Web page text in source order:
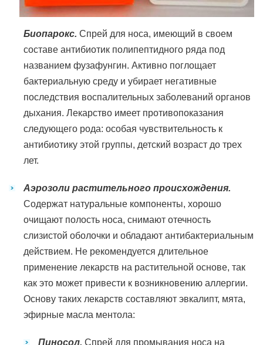
Биопарокс. Спрей для носа, имеющий в своем
составе антибиотик полипептидного ряда под
названием фузафунгин. Активно поглощает
бактериальную среду и убирает негативные
последствия воспалительных заболеваний органов
дыхания. Лекарство имеет противопоказания
следующего рода: особая чувствительность к
антибиотику этой группы, детский возраст до трех
лет.
Аэрозоли растительного происхождения.
Содержат натуральные компоненты, хорошо
очищают полость носа, снимают отечность
слизистой оболочки и обладают антибактериальным
действием. Не рекомендуется длительное
применение лекарств на растительной основе, так
как это может привести к возникновению аллергии.
Основу таких лекарств составляют эвкалипт, мята,
эфирные масла ментола:
Пиносол. Спрей для промывания носа на